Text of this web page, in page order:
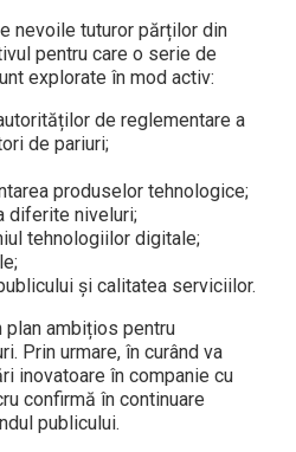
nevoile tuturor părților din
pentru care o serie de
explorate în mod activ:
de reglementare a
de pariuri;
produselor tehnologice;
diferite niveluri;
tehnologiilor digitale;
și calitatea serviciilor.
plan ambițios pentru
Prin urmare, în curând va
inovatoare în companie cu
confirmă în continuare
publicului.